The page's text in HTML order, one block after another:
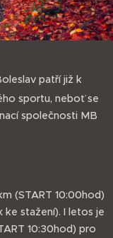
patří již k
sportu, neboť se
společnosti MB
(START 10:00hod)
ke stažení). I letos je
10:30hod) pro